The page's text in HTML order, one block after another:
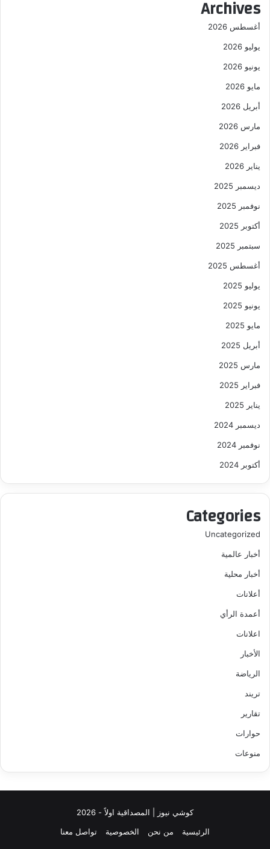
Archives
أغسطس 2026
يوليو 2026
يونيو 2026
مايو 2026
أبريل 2026
مارس 2026
فبراير 2026
يناير 2026
ديسمبر 2025
نوفمبر 2025
أكتوبر 2025
سبتمبر 2025
أغسطس 2025
يوليو 2025
يونيو 2025
مايو 2025
أبريل 2025
مارس 2025
فبراير 2025
يناير 2025
ديسمبر 2024
نوفمبر 2024
أكتوبر 2024
Categories
Uncategorized
أخبار عالمية
أخبار محلية
أعلانات
أعمدة الرأي
اعلانات
الأخبار
الرياضة
تريند
تقارير
حوارات
منوعات
كوشي نيوز | المصداقية اولاً - 2026
الرئيسية
من نحن الخصوصية تواصل معنا